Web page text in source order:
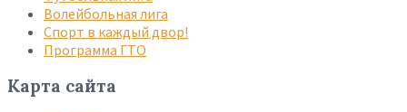
Волейбольная лига
Спорт в каждый двор!
Программа ГТО
Карта сайта